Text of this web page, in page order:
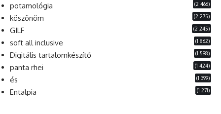
potamológia (2 466)
köszönöm (2 275)
GILF (2 245)
soft all inclusive (1 862)
Digitális tartalomkészítő (1 598)
panta rhei (1 424)
és (1 399)
Entalpia (1 271)